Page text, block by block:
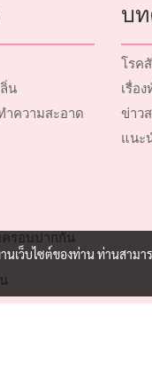
น
ำความสะอาด
ครอบปากกัน
บ
โรค
เรื่อ
ข่าว
แนะ
เว็บไซต์ของท่าน ท่านสามา